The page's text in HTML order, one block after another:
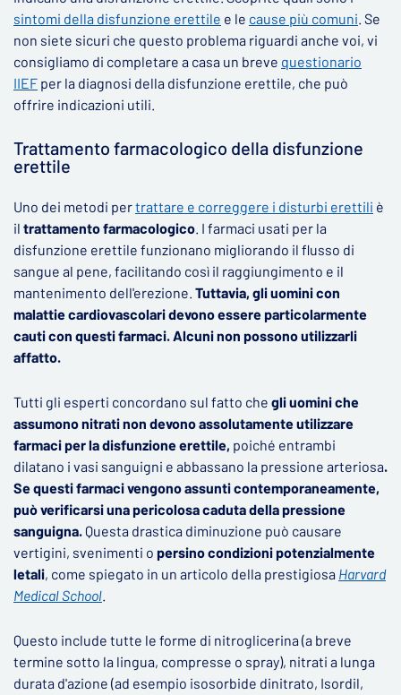
sintomi della disfunzione erettile e le cause più comuni. Se
non siete sicuri che questo problema riguardi anche voi, vi
consigliamo di completare a casa un breve questionario
IIEF per la diagnosi della disfunzione erettile, che può
offrire indicazioni utili.
Trattamento farmacologico della disfunzione
erettile
Uno dei metodi pertrattare e correggere i disturbi erettili è
il trattamento farmacologico. I farmaci usati per la
disfunzione erettile funzionano migliorando il flusso di
sangue al pene, facilitando così il raggiungimento e il
mantenimento dell'erezione. Tuttavia, gli uomini con
malattie cardiovascolari devono essere particolarmente
cauti con questi farmaci. Alcuni non possono utilizzarli
affatto.
Tutti gli esperti concordano sul fatto che gli uomini che
assumono nitrati non devono assolutamente utilizzare
farmaci per la disfunzione erettile, poiché entrambi
dilatano i vasi sanguigni e abbassano la pressione arteriosa.
Se questi farmaci vengono assunti contemporaneamente,
può verificarsi una pericolosa caduta della pressione
sanguigna. Questa drastica diminuzione può causare
vertigini, svenimenti o persino condizioni potenzialmente
letali, come spiegato in un articolo della prestigiosa Harvard
Medical School.
Questo include tutte le forme di nitroglicerina (a breve
termine sotto la lingua, compresse o spray), nitrati a lunga
durata d'azione (ad esempio isosorbide dinitrato, Isordil,